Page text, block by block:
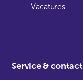
Vacatures
Service & contact